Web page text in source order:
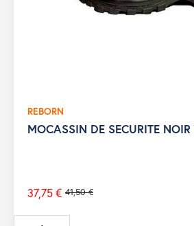
REBORN
MOCASSIN DE SECURITE
Prix
de
41,50 €
37,75 €